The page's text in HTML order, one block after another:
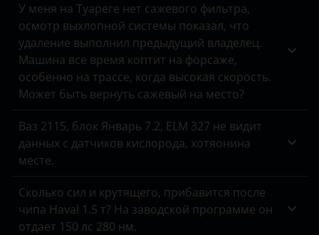
Hummer
Hyundai
Infiniti
Isuzu
Iveco
JAC
Jeep
SLK-класс
Sprinter
Sprinter Classic
Viano
X-класс
У меня на Туареге нет сажевого фильтра,
осмотр выхлопной системы показал, что
удаление выполнил предыдущий владелец.
Машина все время коптит на форсаже,
особенно на трассе, когда высокая скорость.
Может быть вернуть сажевый на место?
Ваз 2115, блок Январь 7.2, ELM 327 не видит
данных с датчиков кислорода, хотяонина
месте.
Сколько сил и крутящего, прибавится после
чипа Haval 1.5 т? На заводской программе он
отдает 150 лс 280 нм.